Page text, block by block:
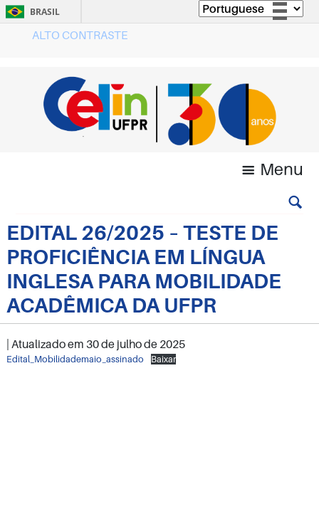
BRASIL
Acesso à informação
Legislação
Canais
ALTO CONTRASTE
Menu
EDITAL 26/2025 – TESTE DE
PROFICIÊNCIA EM LÍNGUA
INGLESA PARA MOBILIDADE
ACADÊMICA DA UFPR
| Atualizado em 30 de julho de 2025
Edital_Mobilidademaio_assinado Baixar